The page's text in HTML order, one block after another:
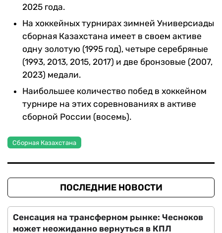
2025 года.
На хоккейных турнирах зимней Универсиады
сборная Казахстана имеет в своем активе
одну золотую (1995 год), четыре серебряные
(1993, 2013, 2015, 2017) и две бронзовые (2007,
2023) медали.
Наибольшее количество побед в хоккейном
турнире на этих соревнованиях в активе
сборной России (восемь).
Сборная Казахстана
ПОСЛЕДНИЕ НОВОСТИ
Сенсация на трансферном рынке: Чесноков
может неожиданно вернуться в КПЛ